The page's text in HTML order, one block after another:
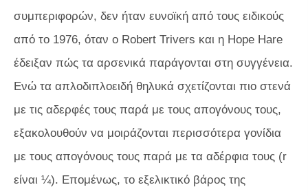
συμπεριφορών, δεν ήταν ευνοϊκή από τους ειδικούς
από το 1976, όταν ο Robert Trivers και η Hope Hare
έδειξαν πώς τα αρσενικά παράγονται στη συγγένεια.
Ενώ τα απλοδιπλοειδή θηλυκά σχετίζονται πιο στενά
με τις αδερφές τους παρά με τους απογόνους τους,
εξακολουθούν να μοιράζονται περισσότερα γονίδια
με τους απογόνους τους παρά με τα αδέρφια τους (r
είναι ¼). Επομένως, το εξελικτικό βάρος της